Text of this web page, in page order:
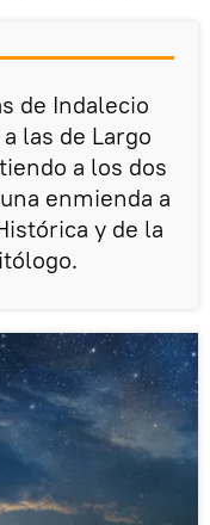
de Indalecio
las de Largo
a los dos
enmienda a
y de la